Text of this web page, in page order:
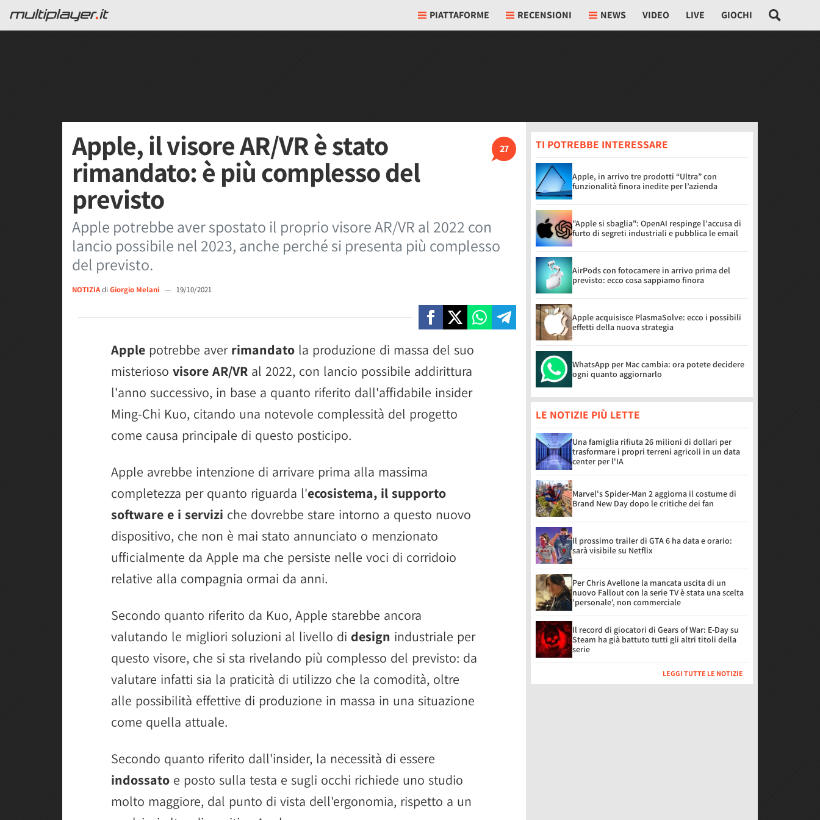
PIATTAFORME RECENSIONI NEWS VIDEO LIVE GIOCHI
27
Apple, il visore AR/VR è stato
rimandato: è più complesso del
previsto
Apple potrebbe aver spostato il proprio visore AR/VR al 2022 con
lancio possibile nel 2023, anche perché si presenta più complesso
del previsto.
NOTIZIAdi Giorgio Melani — 19/10/2021
Apple potrebbe aver rimandato la produzione di massa del suo
misterioso visore AR/VR al 2022, con lancio possibile addirittura
l'anno successivo, in base a quanto riferito dall'affidabile insider
Ming-Chi Kuo, citando una notevole complessità del progetto
come causa principale di questo posticipo.
Apple avrebbe intenzione di arrivare prima alla massima
completezza per quanto riguarda l'ecosistema, il supporto
software e i servizi che dovrebbe stare intorno a questo nuovo
dispositivo, che non è mai stato annunciato o menzionato
ufficialmente da Apple ma che persiste nelle voci di corridoio
relative alla compagnia ormai da anni.
Secondo quanto riferito da Kuo, Apple starebbe ancora
valutando le migliori soluzioni al livello di design industriale per
questo visore, che si sta rivelando più complesso del previsto: da
valutare infatti sia la praticità di utilizzo che la comodità, oltre
alle possibilità effettive di produzione in massa in una situazione
come quella attuale.
Secondo quanto riferito dall'insider, la necessità di essere
indossato e posto sulla testa e sugli occhi richiede uno studio
molto maggiore, dal punto di vista dell'ergonomia, rispetto a un
TI POTREBBE INTERESSARE
Apple, in arrivo tre prodotti “Ultra” con
funzionalità finora inedite per l’azienda
"Apple si sbaglia": OpenAI respinge l'accusa di
furto di segreti industriali e pubblica le email
AirPods con fotocamere in arrivo prima del
previsto: ecco cosa sappiamo finora
Apple acquisisce PlasmaSolve: ecco i possibili
effetti della nuova strategia
WhatsApp per Mac cambia: ora potete decidere
ogni quanto aggiornarlo
LE NOTIZIE PIÙ LETTE
Una famiglia rifiuta 26 milioni di dollari per
trasformare i propri terreni agricoli in un data
center per l'IA
Marvel's Spider-Man 2 aggiorna il costume di
Brand New Day dopo le critiche dei fan
Il prossimo trailer di GTA 6 ha data e orario:
sarà visibile su Netflix
Per Chris Avellone la mancata uscita di un
nuovo Fallout con la serie TV è stata una scelta
'personale', non commerciale
Il record di giocatori di Gears of War: E-Day su
Steam ha già battuto tutti gli altri titoli della
serie
LEGGI TUTTE LE NOTIZIE